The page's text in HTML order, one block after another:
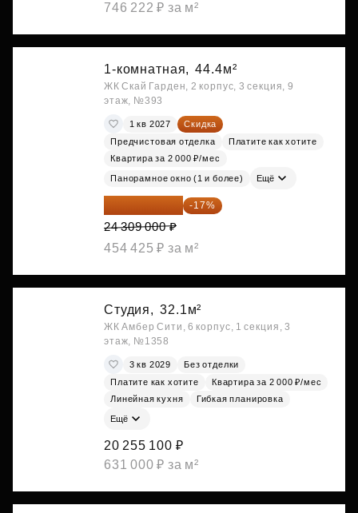
746 222 ₽ за м²
1-комнатная, 44.4м²
ЖК Скай Гарден, 2 корпус, 3 секция, 9
этаж, №393
1 кв 2027
Скидка
Предчистовая отделка
Платите как хотите
Квартира за 2 000 ₽/мес
Панорамное окно (1 и более) Ещё
20 176 470 ₽ -17%
24 309 000 ₽
454 425 ₽ за м²
Студия, 32.1м²
ЖК Амбер Сити, 6 корпус, 1 секция, 3
этаж, №1358
3 кв 2029
Без отделки
Платите как хотите
Квартира за 2 000 ₽/мес
Линейная кухня
Гибкая планировка
Ещё
20 255 100 ₽
631 000 ₽ за м²